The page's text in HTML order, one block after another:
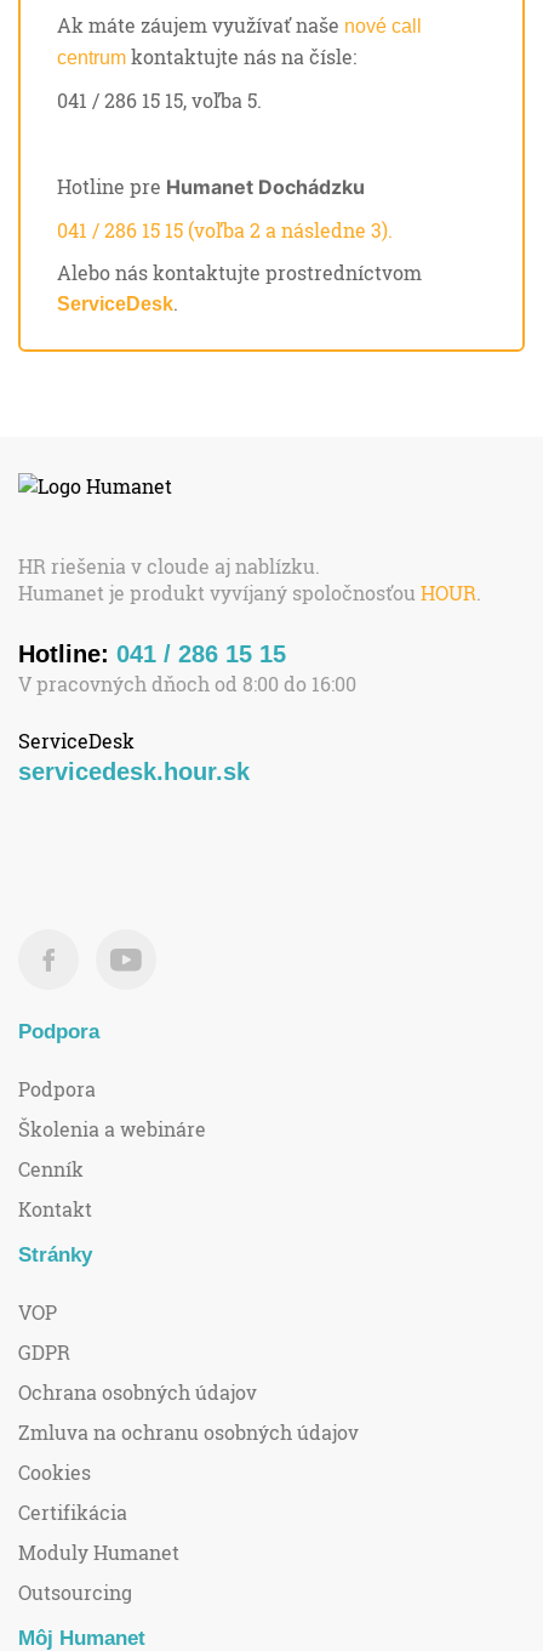
Ak máte záujem využívať naše nové call
centrum kontaktujte nás na čísle:
041 / 286 15 15, voľba 5.
Hotline pre Humanet Dochádzku
041 / 286 15 15 (voľba 2 a následne 3).
Alebo nás kontaktujte prostredníctvom
ServiceDesk.
HR riešenia v cloude aj nablízku.
Humanet je produkt vyvíjaný spoločnosťou HOUR.
Hotline: 041 / 286 15 15
V pracovných dňoch od 8:00 do 16:00
ServiceDesk
servicedesk.hour.sk
Podpora
Podpora
Školenia a webináre
Cenník
Kontakt
Stránky
VOP
GDPR
Ochrana osobných údajov
Zmluva na ochranu osobných údajov
Cookies
Certifikácia
Moduly Humanet
Outsourcing
Môj Humanet